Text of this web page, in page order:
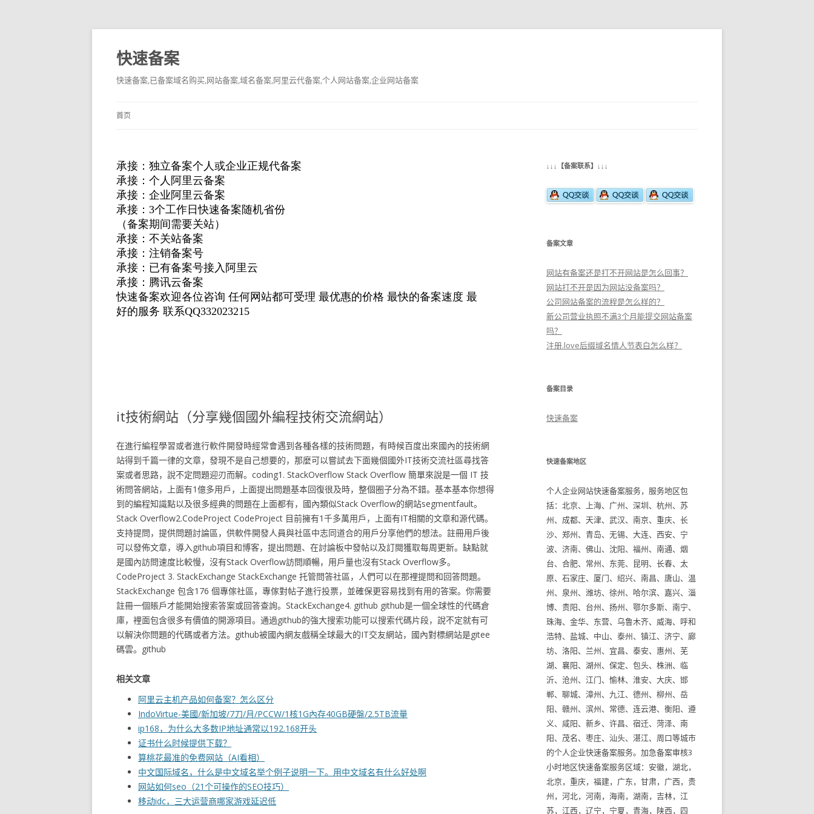
快速备案
快速备案,已备案域名购买,网站备案,域名备案,阿里云代备案,个人网站备案,企业网站备案
首页
it技術網站（分享幾個國外編程技術交流網站）
在進行編程學習或者進行軟件開發時經常會遇到各種各樣的技術問題，有時候百度出來國內的技術網
站得到千篇一律的文章，發現不是自己想要的，那麼可以嘗試去下面幾個國外IT技術交流社區尋找答
案或者思路，說不定問題迎刃而解。coding1. StackOverflow Stack Overflow 簡單來說是一個 IT 技
術問答網站，上面有1億多用戶，上面提出問題基本回復很及時，整個圈子分為不錯。基本基本你想得
到的編程知識點以及很多經典的問題在上面都有，國內類似Stack Overflow的網站segmentfault。
Stack Overflow2.CodeProject CodeProject 目前擁有1千多萬用戶，上面有IT相關的文章和源代碼。
支持提問，提供問題討論區，供軟件開發人員與社區中志同道合的用戶分享他們的想法。註冊用戶後
可以發佈文章，導入github項目和博客，提出問題、在討論板中發帖以及訂閱獲取每周更新。缺點就
是國內訪問速度比較慢，沒有Stack Overflow訪問順暢，用戶量也沒有Stack Overflow多。
CodeProject 3. StackExchange StackExchange 托管問答社區，人們可以在那裡提問和回答問題。
StackExchange 包含176 個專傢社區，專傢對帖子進行投票，並確保更容易找到有用的答案。你需要
註冊一個賬戶才能開始搜索答案或回答查詢。StackExchange4. github github是一個全球性的代碼倉
庫，裡面包含很多有價值的開源項目。通過github的強大搜索功能可以搜索代碼片段，說不定就有可
以解決你問題的代碼或者方法。github被國內網友戲稱全球最大的IT交友網站，國內對標網站是gitee
碼雲。github
相关文章
阿里云主机产品如何备案？怎么区分
IndoVirtue-美國/新加坡/7刀/月/PCCW/1核1G內存40GB硬盤/2.5TB流量
ip168，为什么大多数IP地址通常以192.168开头
证书什么时候提供下载？
算桃花最准的免费网站（AI看相）
中文国际域名，什么是中文域名举个例子说明一下。用中文域名有什么好处啊
网站如何seo（21个可操作的SEO技巧）
移动idc，三大运营商哪家游戏延迟低
↓↓↓【备案联系】↓↓↓
备案文章
网站有备案还是打不开网站是怎么回事？
网站打不开是因为网站没备案吗？
公司网站备案的流程是怎么样的？
新公司营业执照不满3个月能提交网站备案
吗？
注册.love后缀域名情人节表白怎么样？
备案目录
快速备案
快速备案地区
个人企业网站快速备案服务，服务地区包
括：北京、上海、广州、深圳、杭州、苏
州、成都、天津、武汉、南京、重庆、长
沙、郑州、青岛、无锡、大连、西安、宁
波、济南、佛山、沈阳、福州、南通、烟
台、合肥、常州、东莞、昆明、长春、太
原、石家庄、厦门、绍兴、南昌、唐山、温
州、泉州、潍坊、徐州、哈尔滨、嘉兴、淄
博、贵阳、台州、扬州、鄂尔多斯、南宁、
珠海、金华、东营、乌鲁木齐、威海、呼和
浩特、盐城、中山、泰州、镇江、济宁、廊
坊、洛阳、兰州、宜昌、泰安、惠州、芜
湖、襄阳、湖州、保定、包头、株洲、临
沂、沧州、江门、愉林、淮安、大庆、邯
郸、聊城、漳州、九江、德州、柳州、岳
阳、赣州、滨州、常德、连云港、衡阳、遵
义、咸阳、新乡、许昌、宿迁、菏泽、南
阳、茂名、枣庄、汕头、湛江、周口等城市
的个人企业快速备案服务。加急备案审核3
小时地区快速备案服务区域：安徽，湖北，
北京，重庆，福建，广东，甘肃，广西，贵
州，河北，河南，海南，湖南，吉林，江
苏，江西，辽宁，宁夏，青海，陕西，四